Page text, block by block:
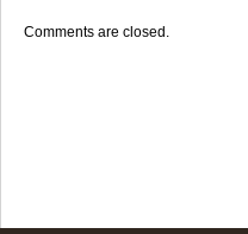
Comments are closed.